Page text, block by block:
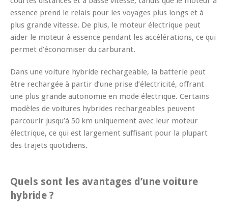
essence prend le relais pour les voyages plus longs et à
plus grande vitesse. De plus, le moteur électrique peut
aider le moteur à essence pendant les accélérations, ce qui
permet d’économiser du carburant.
Dans une voiture hybride rechargeable, la batterie peut
être rechargée à partir d’une prise d’électricité, offrant
une plus grande autonomie en mode électrique. Certains
modèles de voitures hybrides rechargeables peuvent
parcourir jusqu’à 50 km uniquement avec leur moteur
électrique, ce qui est largement suffisant pour la plupart
des trajets quotidiens.
Quels sont les avantages d’une voiture
hybride ?